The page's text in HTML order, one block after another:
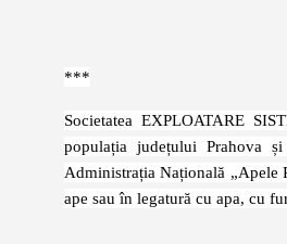
***
Societatea EXPLOATARE
populația județului Prahova
Administrația Națională „Apele
ape sau în legatură cu apa, cu